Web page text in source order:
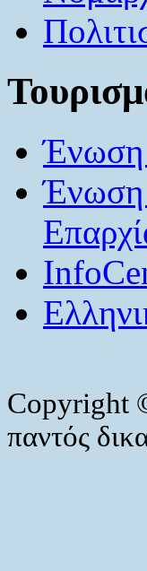
Ένωση
Ένωση
Copyright
παντός